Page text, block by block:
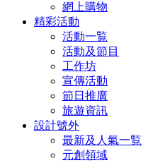
網上購物
精彩活動
活動一覧
活動及節目
工作坊
宣傳活動
節日推廣
旅遊資訊
設計號外
最新及人氣一覧
元創領域